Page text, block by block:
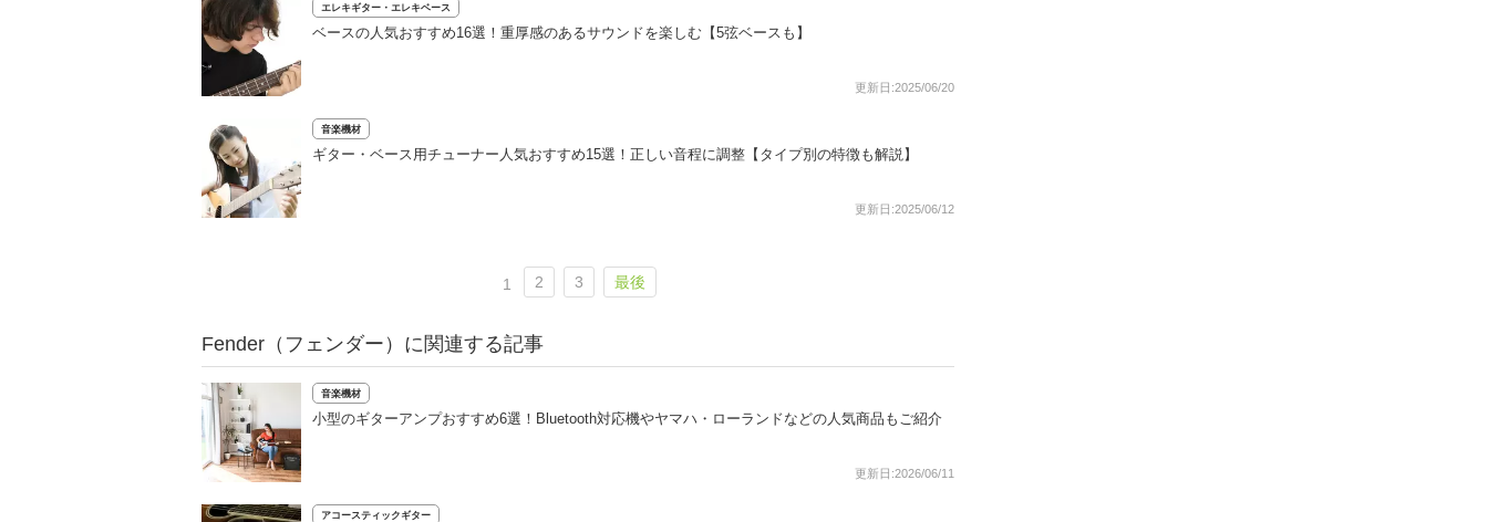
エレキギター・エレキベース
ベースの人気おすすめ16選！重厚感のあるサウンドを楽しむ【5弦ベースも】
更新日:2025/06/20
音楽機材
ギター・ベース用チューナー人気おすすめ15選！正しい音程に調整【タイプ別の特徴も解説】
更新日:2025/06/12
1 2 3 最後
Fender（フェンダー）に関連する記事
音楽機材
小型のギターアンプおすすめ6選！Bluetooth対応機やヤマハ・ローランドなどの人気商品もご紹介
更新日:2026/06/11
アコースティックギター